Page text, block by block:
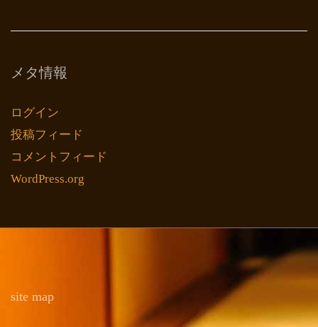
メタ情報
ログイン
投稿フィード
コメントフィード
WordPress.org
site map